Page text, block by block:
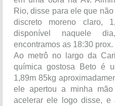
Rio, disse para ele que
discreto moreno claro,
disponível naquele
encontramos as 18:30 prox.
Ao metrô no largo da
química gostosa Beto é
1,89m 85kg
ele apertou a minha
acelerar ele logo disse, e